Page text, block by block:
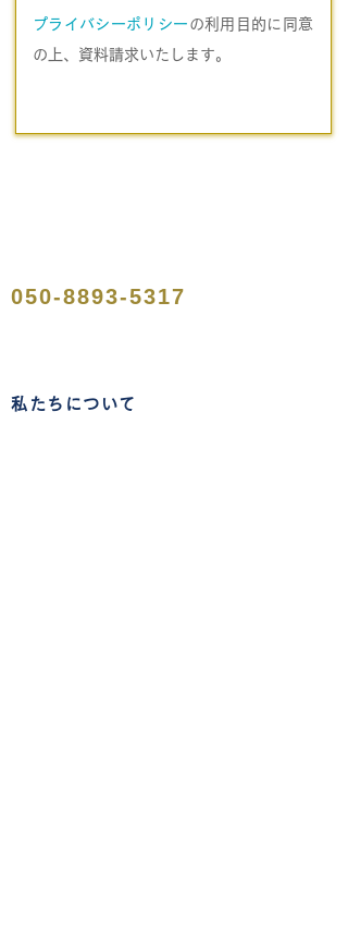
プライバシーポリシー の利用目的に同意
の上、資料請求いたします。
050-8893-5317
私たちについて